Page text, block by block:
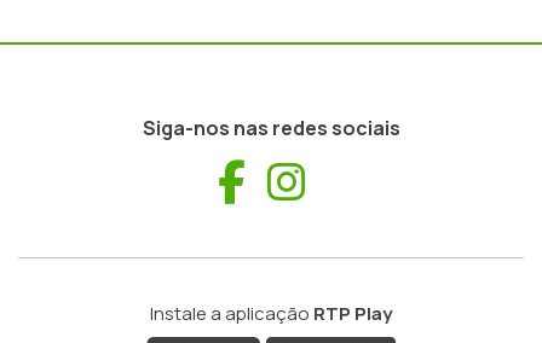
Siga-nos nas redes sociais
Facebook
Instale a aplicação RTP Play